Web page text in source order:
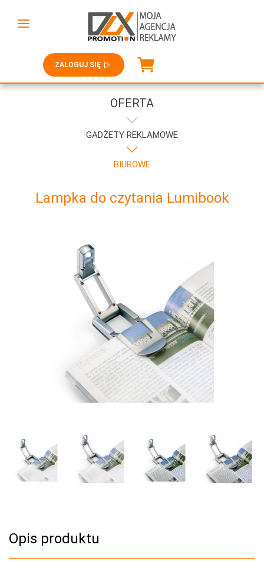
ZALOGUJ SIĘ
OFERTA
GADŻETY REKLAMOWE
BIUROWE
Lampka do czytania Lumibook
Opis produktu